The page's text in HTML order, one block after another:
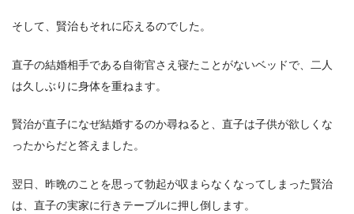
そして、賢治もそれに応えるのでした。
直子の結婚相手である自衛官さえ寝たことがないベッドで、二人
は久しぶりに身体を重ねます。
賢治が直子になぜ結婚するのか尋ねると、直子は子供が欲しくな
ったからだと答えました。
翌日、昨晩のことを思って勃起が収まらなくなってしまった賢治
は、直子の実家に行きテーブルに押し倒します。